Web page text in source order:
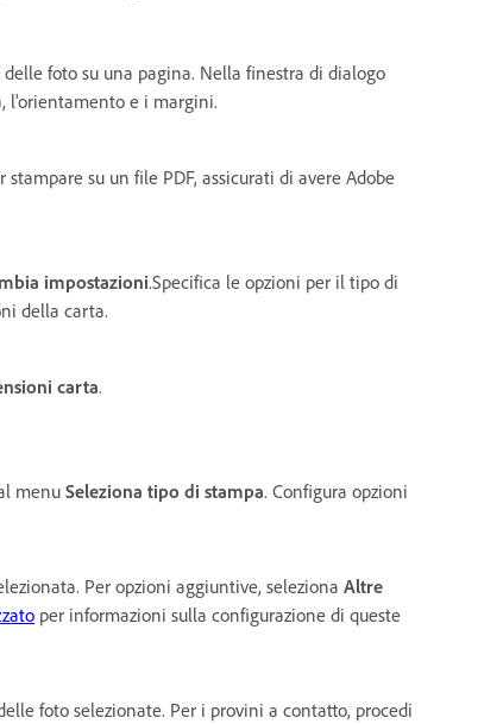
foto su una pagina. Nella finestra di dialogo
l'orientamento e i margini.
stampare su un file PDF, assicurati di avere Adobe
impostazioni.Specifica le opzioni per il tipo di
della carta.
carta.
menu Seleziona tipo di stampa. Configura opzioni
Per opzioni aggiuntive, seleziona Altre
per informazioni sulla configurazione di queste
foto selezionate. Per i provini a contatto, procedi